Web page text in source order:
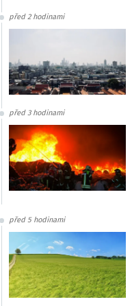
před 2 hodinami
před 3 hodinami
před 5 hodinami